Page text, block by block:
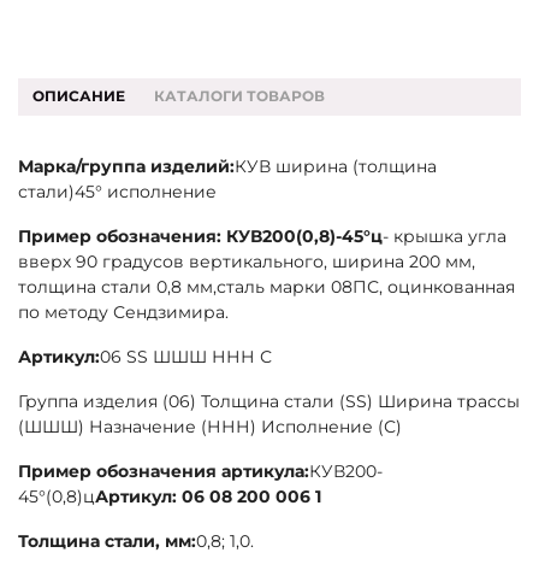
ОПИСАНИЕ КАТАЛОГИ ТОВАРОВ
Марка/группа изделий:КУВ ширина (толщина
стали)45° исполнение
Пример обозначения: КУВ200(0,8)-45°ц- крышка угла
вверх 90 градусов вертикального, ширина 200 мм,
толщина стали 0,8 мм,сталь марки 08ПС, оцинкованная
по методу Сендзимира.
Артикул:06 SS ШШШ ННН С
Группа изделия (06) Толщина стали (SS) Ширина трассы
(ШШШ) Назначение (ННН) Исполнение (С)
Пример обозначения артикула:КУВ200-
45°(0,8)цАртикул: 06 08 200 006 1
Толщина стали, мм:0,8; 1,0.